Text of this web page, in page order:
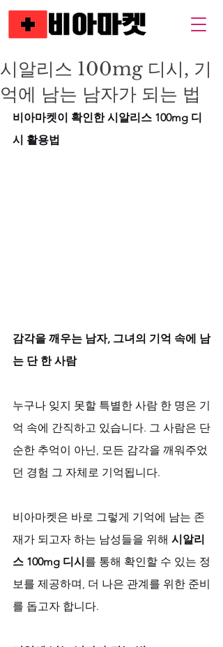
시알리스 100mg 디시, 기
억에 남는 남자가 되는 법
비아마켓이 확인한 시알리스 100mg 디
시 활용법
감각을 깨우는 남자, 그녀의 기억 속에 남
는 단 한 사람
누구나 잊지 못할 특별한 사람 한 명은 기
억 속에 간직하고 있습니다. 그 사람은 단
순한 추억이 아닌, 모든 감각을 깨워주었
던 경험 그 자체로 기억됩니다.
비아마켓은 바로 그렇게 기억에 남는 존
재가 되고자 하는 남성들을 위해 시알리
스 100mg 디시를 통해 확인할 수 있는 정
보를 제공하며, 더 나은 관계를 위한 준비
를 돕고자 합니다.